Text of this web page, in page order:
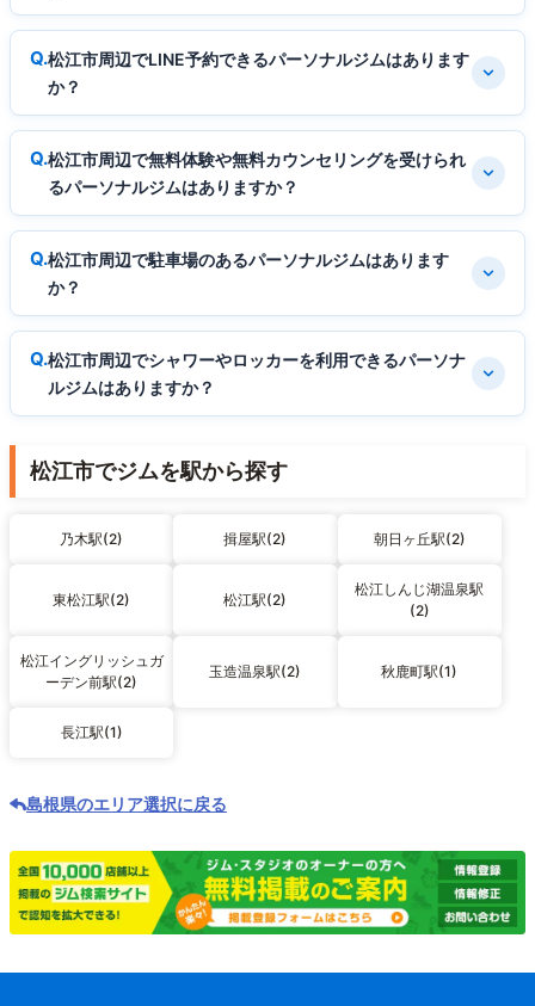
松江市周辺でLINE予約できるパーソナルジムはあります
か？
松江市周辺で無料体験や無料カウンセリングを受けられ
るパーソナルジムはありますか？
松江市周辺で駐車場のあるパーソナルジムはあります
か？
松江市周辺でシャワーやロッカーを利用できるパーソナ
ルジムはありますか？
松江市でジムを駅から探す
乃木駅(2) 揖屋駅(2) 朝日ヶ丘駅(2)
東松江駅(2) 松江駅(2)
松江しんじ湖温泉駅
(2)
松江イングリッシュガ
ーデン前駅(2)
玉造温泉駅(2) 秋鹿町駅(1)
長江駅(1)
島根県のエリア選択に戻る